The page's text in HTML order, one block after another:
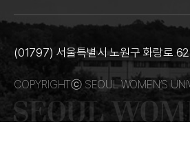
(01797) 서울특별시 노원구 화랑로
COPYRIGHTⓒ SEOUL WOMEN’S